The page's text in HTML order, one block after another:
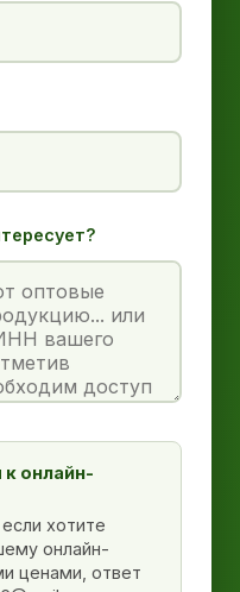
к онлайн-
хотите
онлайн-
ценами, ответ